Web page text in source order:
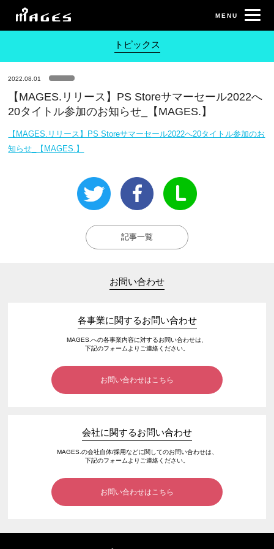
トピックス
2022.08.01
【MAGES.リリース】PS Storeサマーセール2022へ
20タイトル参加のお知らせ_【MAGES.】
【MAGES.リリース】PS Storeサマーセール2022へ20タイトル参加のお
知らせ_【MAGES.】
記事一覧
お問い合わせ
各事業に関するお問い合わせ
MAGES.への各事業内容に対するお問い合わせは、
下記のフォームよりご連絡ください。
お問い合わせはこちら
会社に関するお問い合わせ
MAGES.の会社自体/採用などに関してのお問い合わせは、
下記のフォームよりご連絡ください。
お問い合わせはこちら